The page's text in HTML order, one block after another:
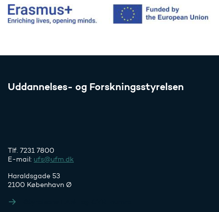
Uddannelses- og Forskningsstyrelsen
Tlf. 7231 7800
E-mail: ufs@ufm.dk
Haraldsgade 53
2100 København Ø